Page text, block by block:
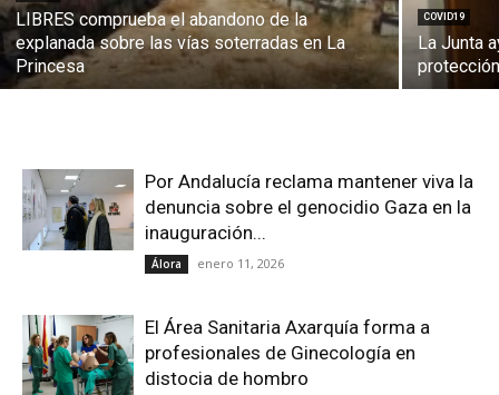
LIBRES comprueba el abandono de la
explanada sobre las vías soterradas en La
Princesa
COVID19
La Junta
Por Andalucía reclama mantener viva la
denuncia sobre el genocidio Gaza en la
inauguración...
Álora enero 11, 2026
El Área Sanitaria Axarquía forma a
profesionales de Ginecología en
distocia de hombro